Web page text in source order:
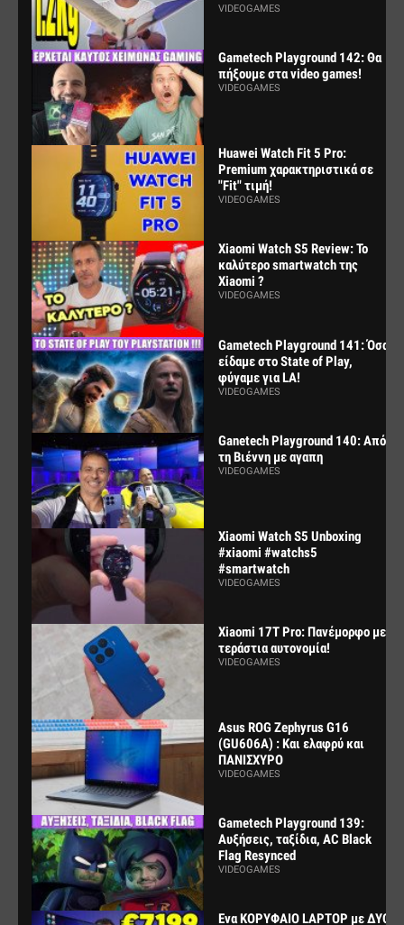
VIDEOGAMES
Gametech Playground 142: Θα
πήξουμε στα video games!
VIDEOGAMES
Huawei Watch Fit 5 Pro:
Premium χαρακτηριστικά σε
"Fit" τιμή!
VIDEOGAMES
Xiaomi Watch S5 Review: Το
καλύτερο smartwatch της
Xiaomi ?
VIDEOGAMES
Gametech Playground 141: Όσα
είδαμε στο State of Play,
φύγαμε για LA!
VIDEOGAMES
Ganetech Playground 140: Από
τη Βιέννη με αγαπη
VIDEOGAMES
Xiaomi Watch S5 Unboxing
#xiaomi #watchs5
#smartwatch
VIDEOGAMES
Xiaomi 17T Pro: Πανέμορφο με
τεράστια αυτονομία!
VIDEOGAMES
Asus ROG Zephyrus G16
(GU606A) : Και ελαφρύ και
ΠΑΝΙΣΧΥΡΟ
VIDEOGAMES
Gametech Playground 139:
Αυξήσεις, ταξίδια, AC Black
Flag Resynced
VIDEOGAMES
Ενα ΚΟΡΥΦΑΙΟ LAPTOP με ΔΥΟ